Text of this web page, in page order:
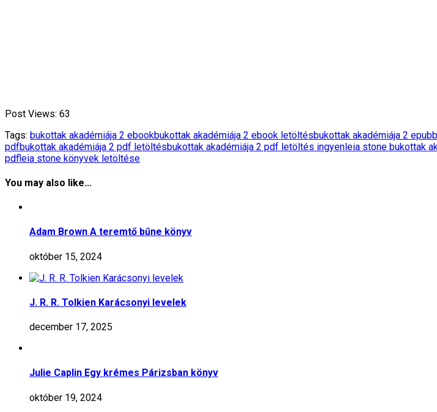
Post Views: 63
Tags: bukottak akadémiája 2 ebookbukottak akadémiája 2 ebook letöltésbukottak akadémiája 2 epub
pdfbukottak akadémiája 2 pdf letöltésbukottak akadémiája 2 pdf letöltés ingyenleia stone bukottak
pdfleia stone könyvek letöltése
You may also like...
Adam Brown A teremtő bűne könyv
október 15, 2024
J. R. R. Tolkien Karácsonyi levelek
december 17, 2025
Julie Caplin Egy krémes Párizsban könyv
október 19, 2024